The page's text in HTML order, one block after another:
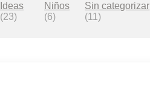
Ideas
(23)
Niños
(6)
Sin categorizar
(11)